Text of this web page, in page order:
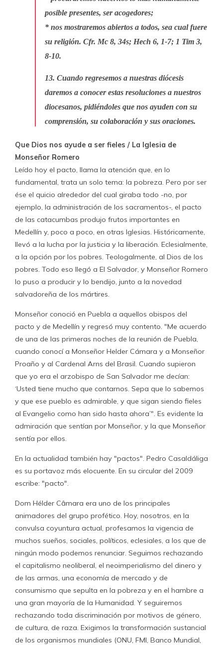
posible presentes, ser acogedores;
* nos mostraremos abiertos a todos, sea cual fuere
su religión. Cfr. Mc 8, 34s; Hech 6, 1-7; 1 Tim 3,
8-10.
13. Cuando regresemos a nuestras diócesis
daremos a conocer estas resoluciones a nuestros
diocesanos, pidiéndoles que nos ayuden con su
comprensión, su colaboración y sus oraciones.
Que Dios nos ayude a ser fieles / La Iglesia de
Monseñor Romero
Leído hoy el pacto, llama la atención que, en lo
fundamental, trata un solo tema: la pobreza. Pero por ser
ése el quicio alrededor del cual giraba todo -no, por
ejemplo, la administración de los sacramentos-, el pacto
de las catacumbas produjo frutos importantes en
Medellín y, poco a poco, en otras Iglesias. Históricamente,
llevó a la lucha por la justicia y la liberación. Eclesialmente,
a la opción por los pobres. Teologalmente, al Dios de los
pobres. Todo eso llegó a El Salvador, y Monseñor Romero
lo puso a producir y lo bendijo, junto a la novedad
salvadoreña de los mártires.
Monseñor conoció en Puebla a aquellos obispos del
pacto y de Medellín y regresó muy contento. "Me acuerdo
de una de las primeras noches de la reunión de Puebla,
cuando conocí a Monseñor Helder Cámara y a Monseñor
Proaño y al Cardenal Arns del Brasil. Cuando supieron
que yo era el arzobispo de San Salvador me decían:
‘Usted tiene mucho que contarnos. Sepa que lo sabemos
y que ese pueblo es admirable, y que sigan siendo fieles
al Evangelio como han sido hasta ahora’". Es evidente la
admiración que sentían por Monseñor, y la que Monseñor
sentía por ellos.
En la actualidad también hay "pactos". Pedro Casaldáliga
es su portavoz más elocuente. En su circular del 2009
escribe: "pacto".
Dom Hélder Câmara era uno de los principales
animadores del grupo profético. Hoy, nosotros, en la
convulsa coyuntura actual, profesamos la vigencia de
muchos sueños, sociales, políticos, eclesiales, a los que de
ningún modo podemos renunciar. Seguimos rechazando
el capitalismo neoliberal, el neoimperialismo del dinero y
de las armas, una economía de mercado y de
consumismo que sepulta en la pobreza y en el hambre a
una gran mayoría de la Humanidad. Y seguiremos
rechazando toda discriminación por motivos de género,
de cultura, de raza. Exigimos la transformación sustancial
de los organismos mundiales (ONU, FMI, Banco Mundial,